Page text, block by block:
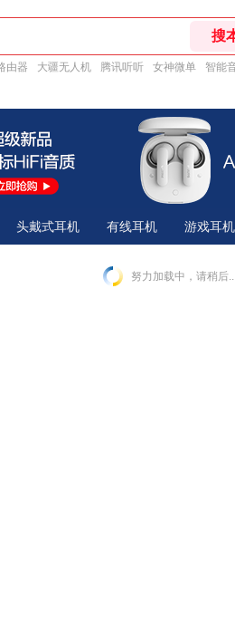
由器 大疆无人机 腾讯听听 女神微单 智能
头戴式耳机 有线耳机 游戏耳机
努力加载中，请稍后